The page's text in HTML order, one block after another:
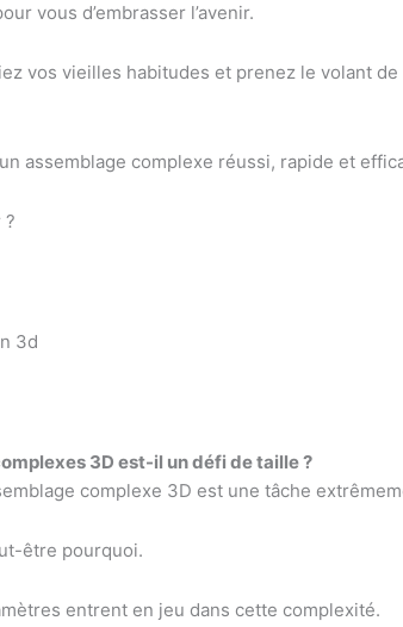
vous d’embrasser l’avenir.
vos vieilles habitudes et prenez le volant
assemblage complexe réussi, rapide et
?
3D est-il un défi de taille ?
complexe 3D est une tâche
être pourquoi.
entrent en jeu dans cette complexité.